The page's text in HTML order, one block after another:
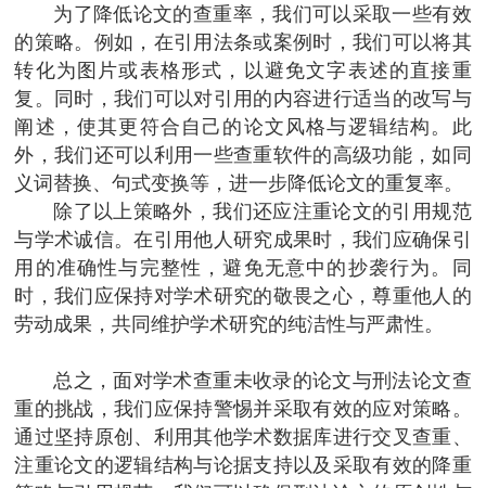
为了降低论文的查重率，我们可以采取一些有效
的策略。例如，在引用法条或案例时，我们可以将其
转化为图片或表格形式，以避免文字表述的直接重
复。同时，我们可以对引用的内容进行适当的改写与
阐述，使其更符合自己的论文风格与逻辑结构。此
外，我们还可以利用一些查重软件的高级功能，如同
义词替换、句式变换等，进一步降低论文的重复率。
除了以上策略外，我们还应注重论文的引用规范
与学术诚信。在引用他人研究成果时，我们应确保引
用的准确性与完整性，避免无意中的抄袭行为。同
时，我们应保持对学术研究的敬畏之心，尊重他人的
劳动成果，共同维护学术研究的纯洁性与严肃性。
总之，面对学术查重未收录的论文与刑法论文查
重的挑战，我们应保持警惕并采取有效的应对策略。
通过坚持原创、利用其他学术数据库进行交叉查重、
注重论文的逻辑结构与论据支持以及采取有效的降重